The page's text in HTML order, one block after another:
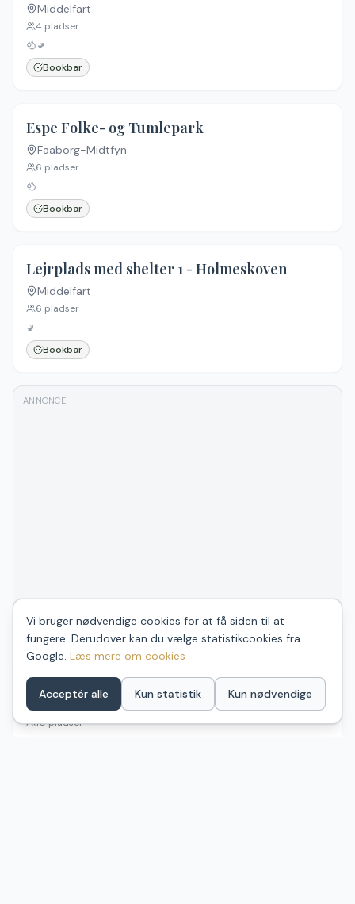
Vi bruger nødvendige cookies for at få siden til at
fungere. Derudover kan du vælge statistikcookies fra
Google. Læs mere om cookies
Acceptér alle Kun statistik Kun nødvendige
Middelfart
4 pladser
🚽
Bookbar
Espe Folke- og Tumlepark
Faaborg-Midtfyn
6 pladser
Bookbar
Lejrplads med shelter 1 - Holmeskoven
Middelfart
6 pladser
🚽
Bookbar
ANNONCE
4.8(12)
Båring Vig shelterplads
Middelfart
10pladser